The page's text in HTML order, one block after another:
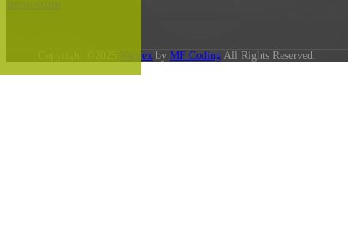
Impressum
Naprex by MF Coding All Rights Reserved.